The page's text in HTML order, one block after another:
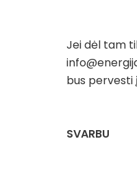
Jei dėl tam
bus pervesti
SVARBU